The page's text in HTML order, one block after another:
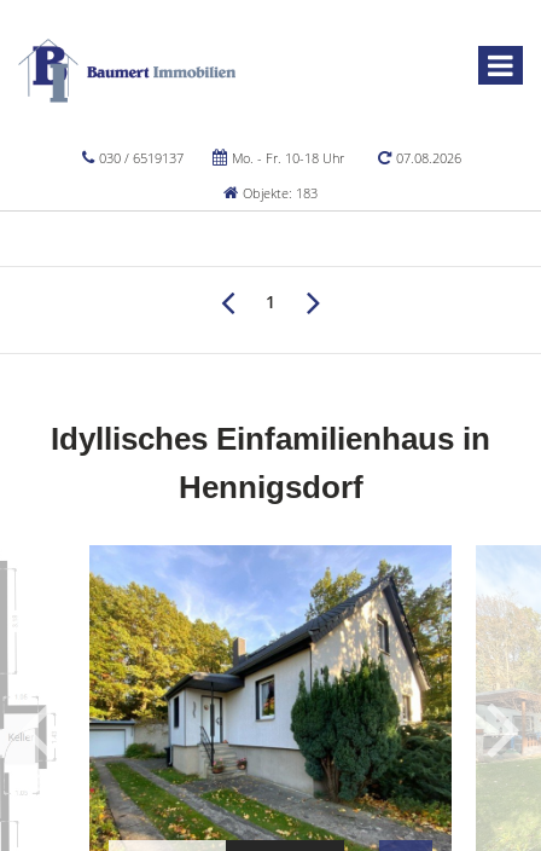
030 / 6519137 Mo. - Fr. 10-18 Uhr
07.08.2026
Objekte: 183
1
Idyllisches Einfamilienhaus in
Hennigsdorf